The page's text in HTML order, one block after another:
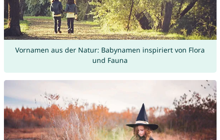
Vornamen aus der Natur: Babynamen inspiriert von Flora
und Fauna